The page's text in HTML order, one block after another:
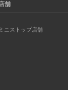
舗
ニストップ店舗